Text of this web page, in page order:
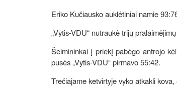
Eriko Kučiausko auklėtiniai namie
„Vytis-VDU“ nutraukė trijų
Šeimininkai į priekį pabėgo antrojo
pusės „Vytis-VDU“ pirmavo 55:42.
Trečiajame ketvirtyje vyko atkakli